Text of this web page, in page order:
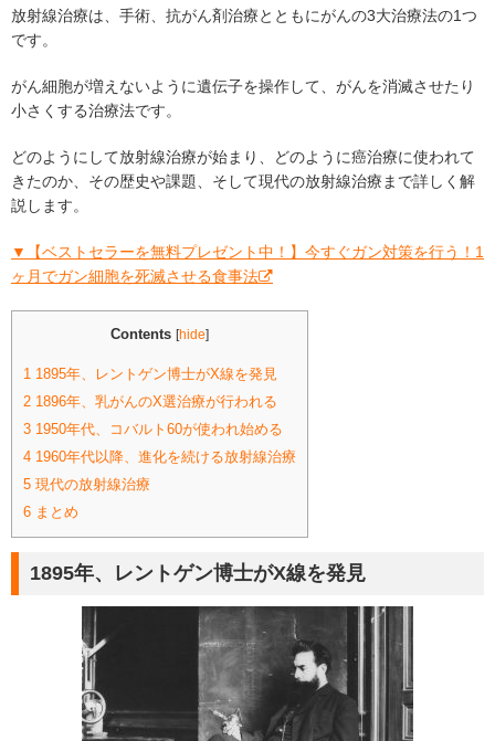
放射線治療は、手術、抗がん剤治療とともにがんの3大治療法の1つ
です。
がん細胞が増えないように遺伝子を操作して、がんを消滅させたり
小さくする治療法です。
どのようにして放射線治療が始まり、どのように癌治療に使われて
きたのか、その歴史や課題、そして現代の放射線治療まで詳しく解
説します。
▼【ベストセラーを無料プレゼント中！】今すぐガン対策を行う！1
ヶ月でガン細胞を死滅させる食事法
Contents [hide]
1 1895年、レントゲン博士がX線を発見
2 1896年、乳がんのX選治療が行われる
3 1950年代、コバルト60が使われ始める
4 1960年代以降、進化を続ける放射線治療
5 現代の放射線治療
6 まとめ
1895年、レントゲン博士がX線を発見